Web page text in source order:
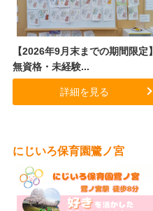
【2026年9月末までの期間限定】
無資格・未経験...
詳細を見る
にじいろ保育園鷺ノ宮